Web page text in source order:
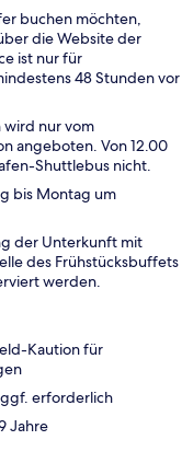
buchen möchten,
die Website der
ist nur für
48 Stunden vor
wird nur vom
angeboten. Von 12.00
Shuttlebus nicht.
bis Montag um
der Unterkunft mit
des Frühstücksbuffets
werden.
Kaution für
ggf. erforderlich
Jahre